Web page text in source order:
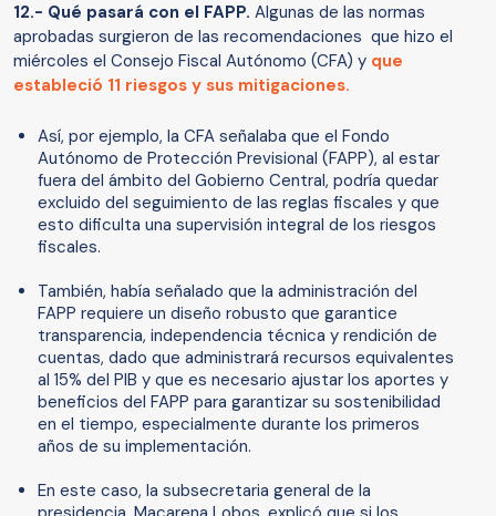
12.- Qué pasará con el FAPP. Algunas de las normas
aprobadas surgieron de las recomendaciones que hizo el
miércoles el Consejo Fiscal Autónomo (CFA) y que
estableció 11 riesgos y sus mitigaciones.
Así, por ejemplo, la CFA señalaba que el Fondo
Autónomo de Protección Previsional (FAPP), al estar
fuera del ámbito del Gobierno Central, podría quedar
excluido del seguimiento de las reglas fiscales y que
esto dificulta una supervisión integral de los riesgos
fiscales.
También, había señalado que la administración del
FAPP requiere un diseño robusto que garantice
transparencia, independencia técnica y rendición de
cuentas, dado que administrará recursos equivalentes
al 15% del PIB y que es necesario ajustar los aportes y
beneficios del FAPP para garantizar su sostenibilidad
en el tiempo, especialmente durante los primeros
años de su implementación.
En este caso, la subsecretaria general de la